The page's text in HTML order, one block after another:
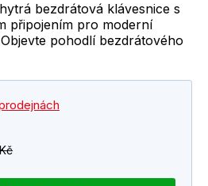
bezdrátová klávesnice s
připojením pro moderní
pohodlí bezdrátového